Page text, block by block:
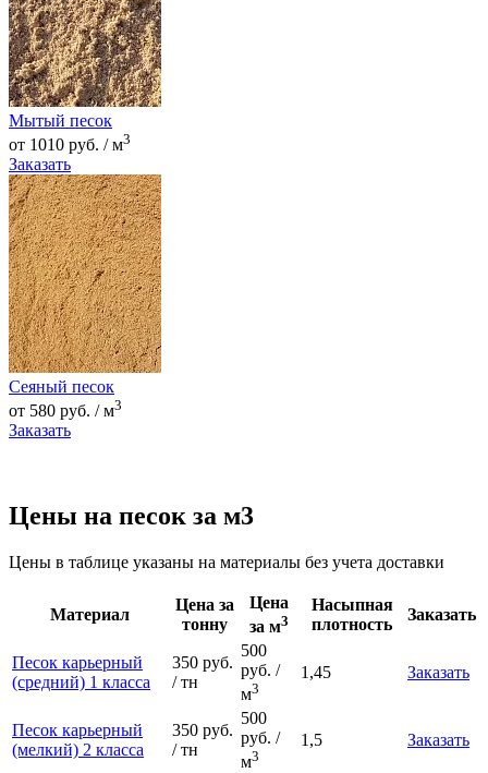
Мытый песок
от 1010 руб. / м3
Заказать
Сеяный песок
от 580 руб. / м3
Заказать
Цены на песок за м3
Цены в таблице указаны на материалы без учета доставки
Материал
Цена за
тонну
Цена
за м3
Насыпная
плотность
Заказать
Песок карьерный
(средний) 1 класса
350 руб.
/ тн
500
руб. /
м3
1,45 Заказать
Песок карьерный
(мелкий) 2 класса
350 руб.
/ тн
500
руб. /
м3
1,5 Заказать